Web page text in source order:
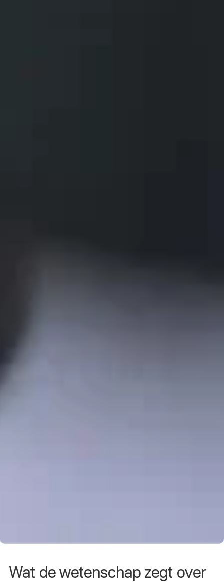
Wat de wetenschap zegt over